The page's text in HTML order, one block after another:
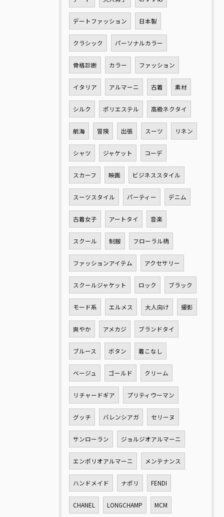
デートファッション 日本製
クラシック パーソナルカラー
骨格診断 カラー ファッション
イタリア アルマーニ 古着 素材
シルク ポリエステル 高級ネクタイ
航海 冒険 出張 スーツ リネン
シャツ ジャケット コーデ
スカーフ 映画 ビジネススタイル
スーツスタイル パーティー デニム
古着女子 アートタイ 音楽
スクール 制服 フローラル柄
ファッションアイテム アクセサリー
スクールジャケット ロック ブラック
モード系 エルメス 大人向け 撮影
爽やか アメカジ ブランドタイ
ブルース ボタン 着こなし
ベージュ ゴールド クリーム
リチャードギア プリティウーマン
グッチ バレンシアガ セリーヌ
サンローラン ジョルジオアルマーニ
エンポリオアルマーニ メンテナンス
ハンドメイド ナポリ FENDI
CHANEL LONGCHAMP MCM